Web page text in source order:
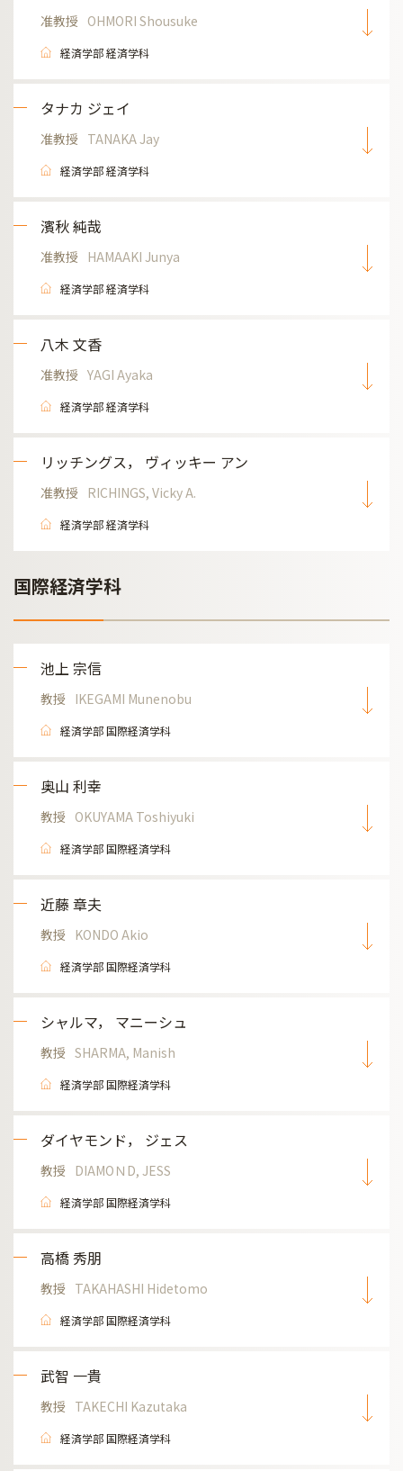
准教授 OHMORI Shousuke
経済学部 経済学科
タナカ ジェイ
准教授 TANAKA Jay
経済学部 経済学科
濱秋 純哉
准教授 HAMAAKI Junya
経済学部 経済学科
八木 文香
准教授 YAGI Ayaka
経済学部 経済学科
リッチングス， ヴィッキー アン
准教授 RICHINGS, Vicky A.
経済学部 経済学科
国際経済学科
池上 宗信
教授 IKEGAMI Munenobu
経済学部 国際経済学科
奥山 利幸
教授 OKUYAMA Toshiyuki
経済学部 国際経済学科
近藤 章夫
教授 KONDO Akio
経済学部 国際経済学科
シャルマ， マニーシュ
教授 SHARMA, Manish
経済学部 国際経済学科
ダイヤモンド， ジェス
教授 DIAMOＮD, JESS
経済学部 国際経済学科
高橋 秀朋
教授 TAKAHASHI Hidetomo
経済学部 国際経済学科
武智 一貴
教授 TAKECHI Kazutaka
経済学部 国際経済学科